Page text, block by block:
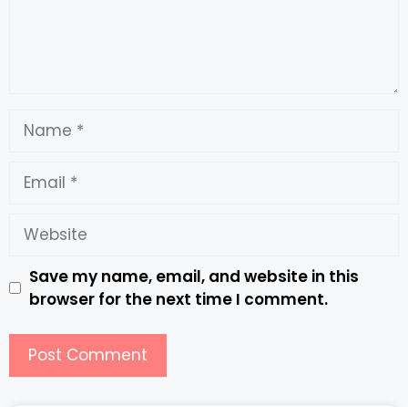
Save my name, email, and website in this
browser for the next time I comment.